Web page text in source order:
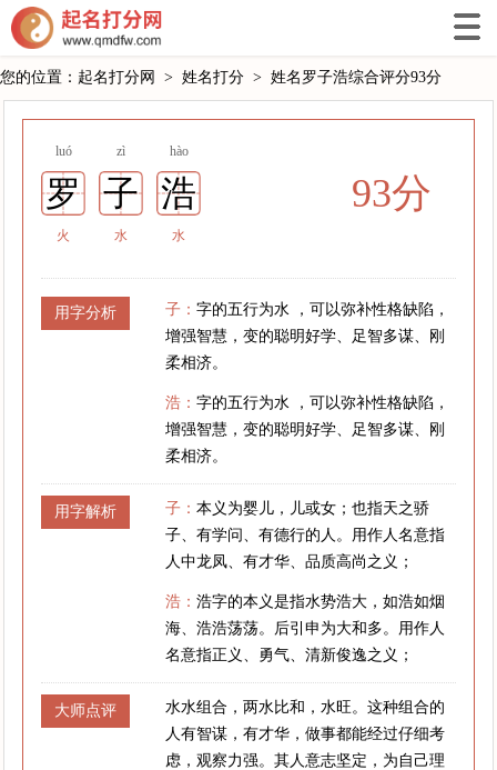
您的位置： 起名打分网 > 姓名打分 > 姓名罗子浩综合评分93分
luó zì hào
罗 子 浩
火 水 水
93分
用字分析 子：字的五行为水 ，可以弥补性格缺陷，
增强智慧，变的聪明好学、足智多谋、刚
柔相济。
浩：字的五行为水 ，可以弥补性格缺陷，
增强智慧，变的聪明好学、足智多谋、刚
柔相济。
用字解析 子：本义为婴儿，儿或女；也指天之骄
子、有学问、有德行的人。用作人名意指
人中龙凤、有才华、品质高尚之义；
浩：浩字的本义是指水势浩大，如浩如烟
海、浩浩荡荡。后引申为大和多。用作人
名意指正义、勇气、清新俊逸之义；
大师点评
水水组合，两水比和，水旺。这种组合的
人有智谋，有才华，做事都能经过仔细考
虑，观察力强。其人意志坚定，为自己理